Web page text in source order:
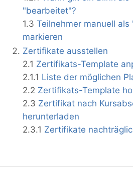
"bearbeitet"?
1.3 Teilnehmer manuell
markieren
Zertifikate ausstellen
2.1 Zertifikats-Template
2.1.1 Liste der möglichen
2.2 Zertifikats-Template
2.3 Zertifikat nach
herunterladen
2.3.1 Zertifikate